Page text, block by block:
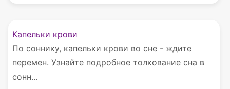
Капельки крови
По соннику, капельки крови во сне - ждите
перемен. Узнайте подробное толкование сна в
сонн...